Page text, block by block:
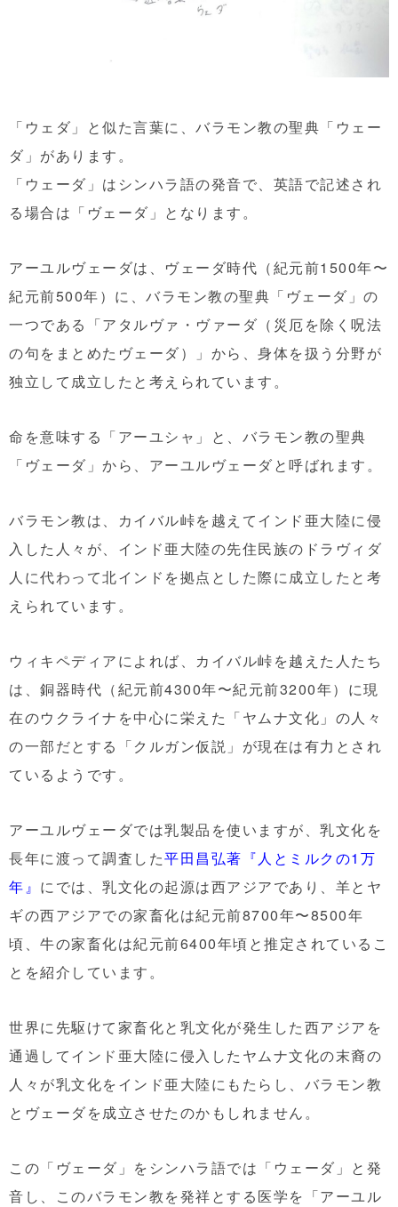
「ウェダ」と似た言葉に、バラモン教の聖典「ウェー
ダ」があります。
「ウェーダ」はシンハラ語の発音で、英語で記述され
る場合は「ヴェーダ」となります。
アーユルヴェーダは、ヴェーダ時代（紀元前1500年〜
紀元前500年）に、バラモン教の聖典「ヴェーダ」の
一つである「アタルヴァ・ヴァーダ（災厄を除く呪法
の句をまとめたヴェーダ）」から、身体を扱う分野が
独立して成立したと考えられています。
命を意味する「アーユシャ」と、バラモン教の聖典
「ヴェーダ」から、アーユルヴェーダと呼ばれます。
バラモン教は、カイバル峠を越えてインド亜大陸に侵
入した人々が、インド亜大陸の先住民族のドラヴィダ
人に代わって北インドを拠点とした際に成立したと考
えられています。
ウィキペディアによれば、カイバル峠を越えた人たち
は、銅器時代（紀元前4300年〜紀元前3200年）に現
在のウクライナを中心に栄えた「ヤムナ文化」の人々
の一部だとする「クルガン仮説」が現在は有力とされ
ているようです。
アーユルヴェーダでは乳製品を使いますが、乳文化を
長年に渡って調査した平田昌弘著『人とミルクの1万
年』 にでは、乳文化の起源は西アジアであり、羊とヤ
ギの西アジアでの家畜化は紀元前8700年〜8500年
頃、牛の家畜化は紀元前6400年頃と推定されているこ
とを紹介しています。
世界に先駆けて家畜化と乳文化が発生した西アジアを
通過してインド亜大陸に侵入したヤムナ文化の末裔の
人々が乳文化をインド亜大陸にもたらし、バラモン教
とヴェーダを成立させたのかもしれません。
この「ヴェーダ」をシンハラ語では「ウェーダ」と発
音し、このバラモン教を発祥とする医学を「アーユル